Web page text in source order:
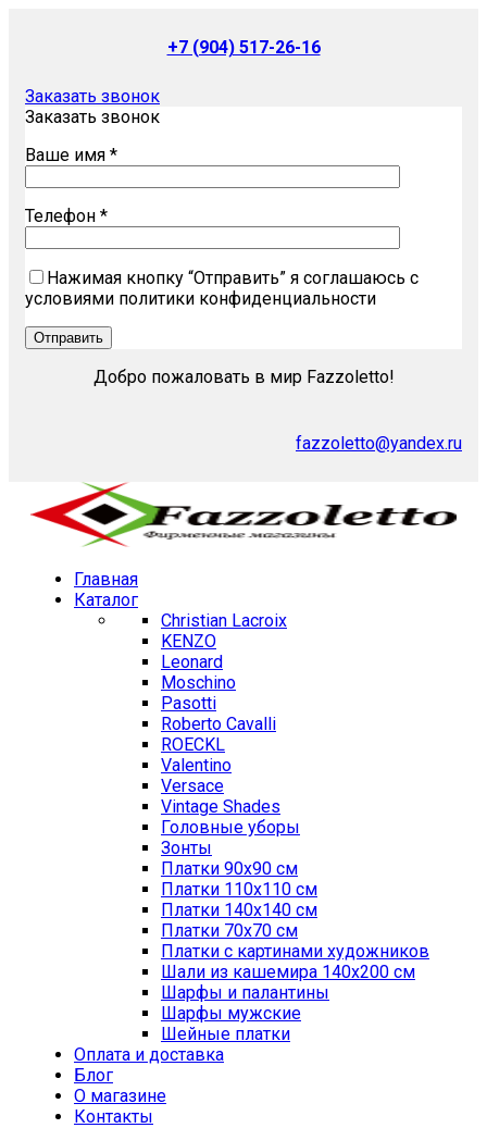
+7 (904) 517-26-16
Заказать звонок
Заказать звонок
Ваше имя *
Телефон *
Нажимая кнопку “Отправить” я соглашаюсь с
условиями политики конфиденциальности
Добро пожаловать в мир Fazzoletto!
fazzoletto@yandex.ru
Главная
Каталог
Christian Lacroix
KENZO
Leonard
Moschino
Pasotti
Roberto Cavalli
ROECKL
Valentino
Versace
Vintage Shades
Головные уборы
Зонты
Платки 90х90 см
Платки 110х110 см
Платки 140х140 см
Платки 70х70 см
Платки с картинами художников
Шали из кашемира 140х200 см
Шарфы и палантины
Шарфы мужские
Шейные платки
Оплата и доставка
Блог
О магазине
Контакты